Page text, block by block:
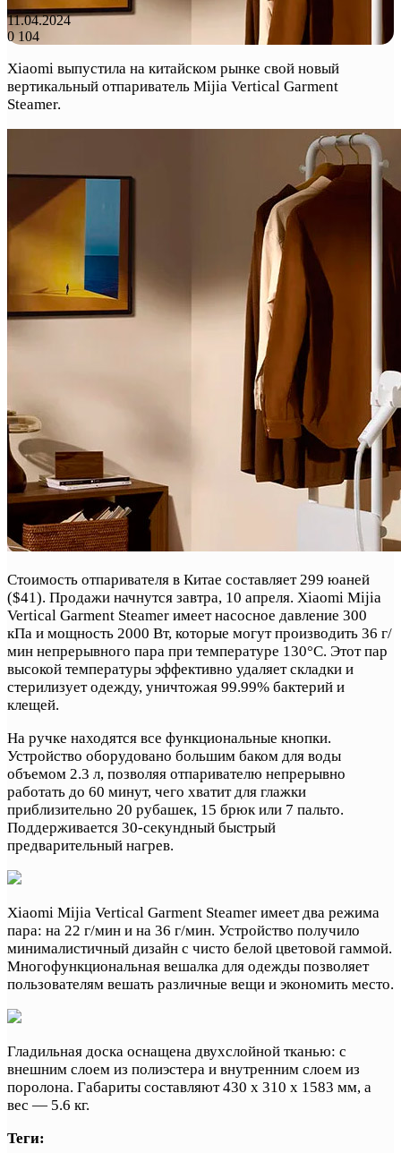
11.04.2024
0 104
Xiaomi выпустила на китайском рынке свой новый
вертикальный отпариватель Mijia Vertical Garment
Steamer.
Стоимость отпаривателя в Китае составляет 299 юаней
($41). Продажи начнутся завтра, 10 апреля. Xiaomi Mijia
Vertical Garment Steamer имеет насосное давление 300
кПа и мощность 2000 Вт, которые могут производить 36 г/
мин непрерывного пара при температуре 130°C. Этот пар
высокой температуры эффективно удаляет складки и
стерилизует одежду, уничтожая 99.99% бактерий и
клещей.
На ручке находятся все функциональные кнопки.
Устройство оборудовано большим баком для воды
объемом 2.3 л, позволяя отпаривателю непрерывно
работать до 60 минут, чего хватит для глажки
приблизительно 20 рубашек, 15 брюк или 7 пальто.
Поддерживается 30-секундный быстрый
предварительный нагрев.
Xiaomi Mijia Vertical Garment Steamer имеет два режима
пара: на 22 г/мин и на 36 г/мин. Устройство получило
минималистичный дизайн с чисто белой цветовой гаммой.
Многофункциональная вешалка для одежды позволяет
пользователям вешать различные вещи и экономить место.
Гладильная доска оснащена двухслойной тканью: с
внешним слоем из полиэстера и внутренним слоем из
поролона. Габариты составляют 430 х 310 х 1583 мм, а
вес — 5.6 кг.
Теги: